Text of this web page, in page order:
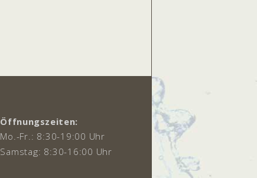
Öffnungszeiten:
Mo.-Fr.: 8:30-19:00 Uhr
Samstag: 8:30-16:00 Uhr